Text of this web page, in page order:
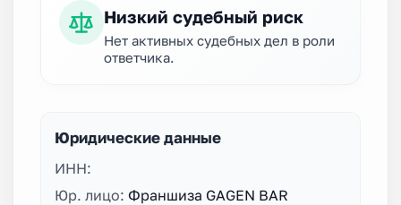
Низкий судебный риск
Нет активных судебных дел в роли
ответчика.
Юридические данные
ИНН:
Юр. лицо: Франшиза GAGEN BAR